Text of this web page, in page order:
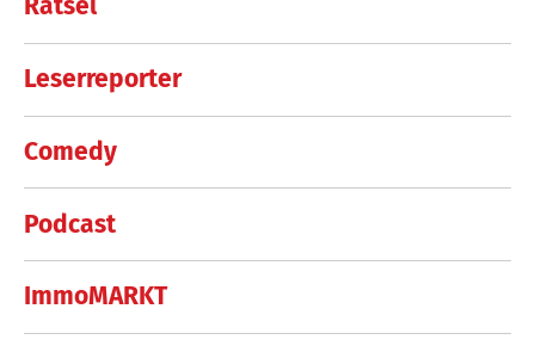
Rätsel
Leserreporter
Comedy
Podcast
ImmoMARKT